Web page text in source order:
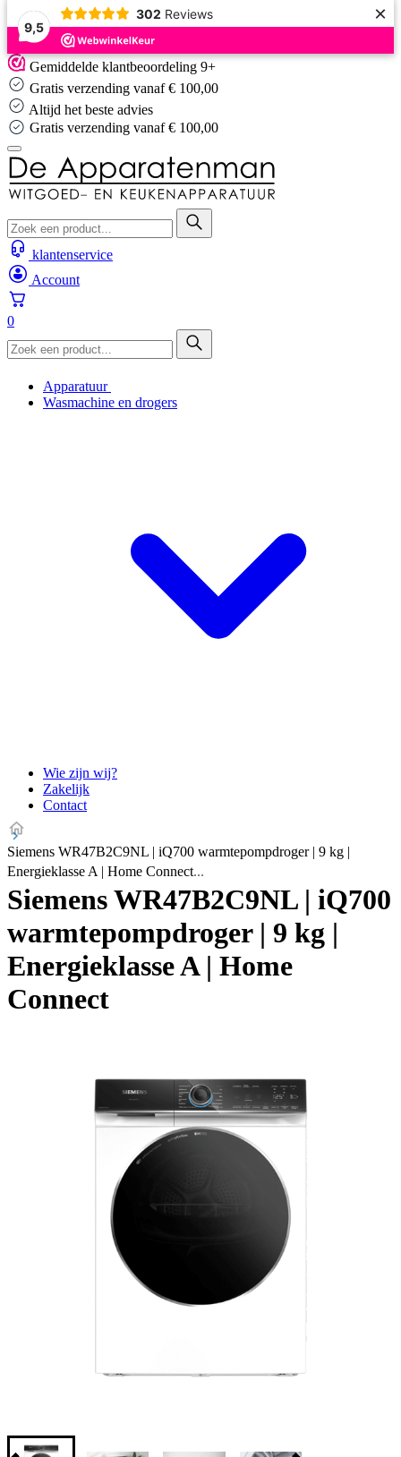
9,5
302 Reviews ×
Skip
to
content
Gemiddelde klantbeoordeling 9+
Gratis verzending vanaf € 100,00
Altijd het beste advies
Altijd het beste advies
…
klantenservice
Account
0
Apparatuur
Wasmachine en drogers
Wie zijn wij?
Zakelijk
Contact
Siemens WR47B2C9NL | iQ700 warmtepompdroger | 9 kg |
Energieklasse A | Home Connect
Siemens WR47B2C9NL | iQ700
warmtepompdroger | 9 kg |
Energieklasse A | Home
Connect